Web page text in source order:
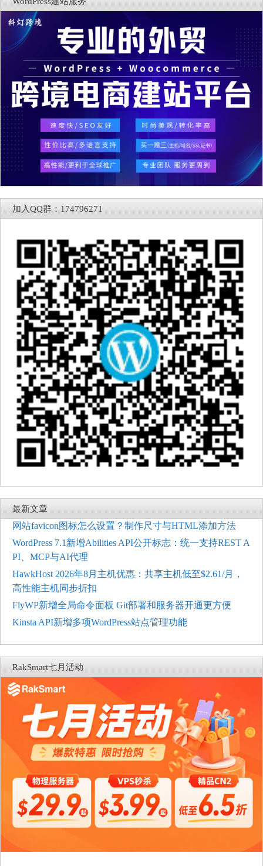
加入QQ群：174796271
最新文章
网站favicon图标怎么设置？制作尺寸与HTML添加方法
WordPress 7.1新增Abilities API公开标志：统一支持REST A
PI、MCP与AI代理
HawkHost 2026年8月主机优惠：共享主机低至$2.61/月，
高性能主机同步折扣
FlyWP新增全局命令面板 Git部署和服务器开通更方便
Kinsta API新增多项WordPress站点管理功能
RakSmart七月活动